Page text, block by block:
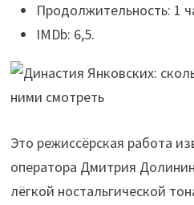
Продолжительность: 1
IMDb: 6,5.
Это режиссёрская работа
оператора Дмитрия
лёгкой ностальгической